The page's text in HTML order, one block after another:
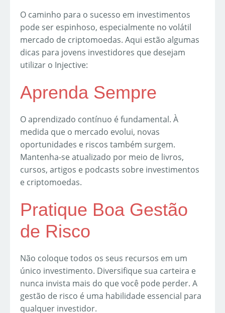
O caminho para o sucesso em investimentos
pode ser espinhoso, especialmente no volátil
mercado de criptomoedas. Aqui estão algumas
dicas para jovens investidores que desejam
utilizar o Injective:
Aprenda Sempre
O aprendizado contínuo é fundamental. À
medida que o mercado evolui, novas
oportunidades e riscos também surgem.
Mantenha-se atualizado por meio de livros,
cursos, artigos e podcasts sobre investimentos
e criptomoedas.
Pratique Boa Gestão
de Risco
Não coloque todos os seus recursos em um
único investimento. Diversifique sua carteira e
nunca invista mais do que você pode perder. A
gestão de risco é uma habilidade essencial para
qualquer investidor.